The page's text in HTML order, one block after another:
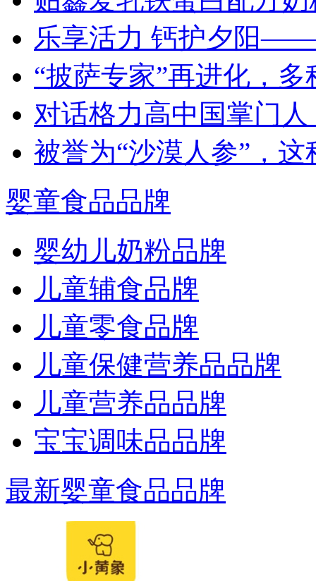
乐享活力 钙护夕阳
“披萨专家”再进化，
对话格力高中国掌门
被誉为“沙漠人参”，
婴童食品品牌
婴幼儿奶粉品牌
儿童辅食品牌
儿童零食品牌
儿童保健营养品品牌
儿童营养品品牌
宝宝调味品品牌
最新婴童食品品牌